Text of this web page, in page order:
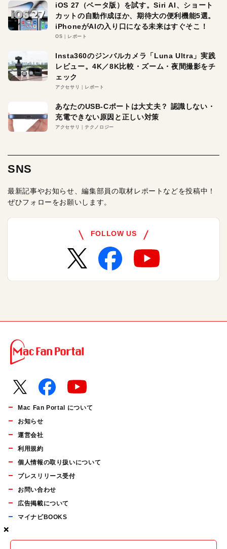
×
×
×
iOS 27（ベータ版）を試す。Siri AI、ショート
カットの自動作成ほか、期待大の便利機能5選。
iPhoneがAIの入り口になる未来はすぐそこ！
OS レポート
Insta360のジンバルカメラ「Luna Ultra」実践
レビュー。4K／8K比較・ズーム・夜間撮影をチ
ェック
アクセサリ レポート
あなたのUSB-Cポートは大丈夫？ 認識しない・
充電できない原因と正しい対策
アクセサリ テクノロジー
SNS
最新記事やお知らせ、編集部員の取材レポートなどを投稿中！
ぜひフォローをお願いします。
FOLLOW US
Mac Fan Portal について
お知らせ
運営会社
利用規約
個人情報の取り扱いについて
プレスリリース受付
お問い合わせ
広告掲載について
マイナビBOOKS